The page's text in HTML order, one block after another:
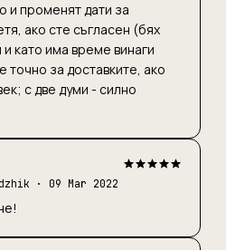
и променят дати за
ако сте съгласен (бях
като има време винаги
точно за доставките, ако
с две думи - силно
· 09 Mar 2022